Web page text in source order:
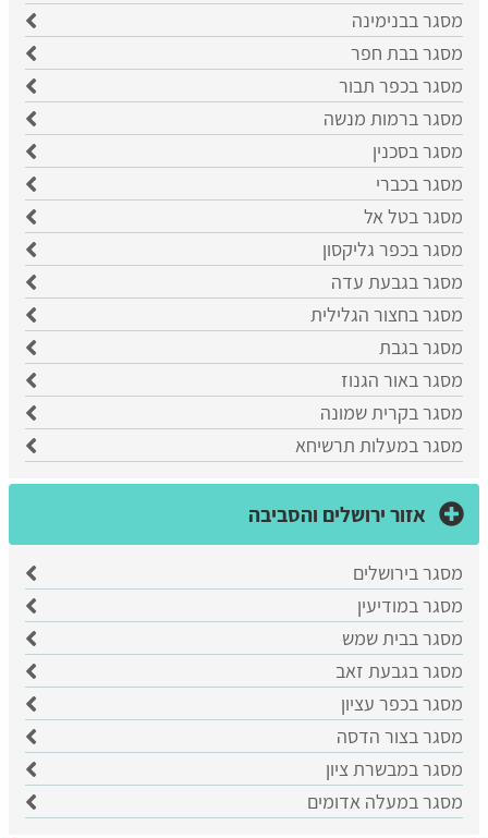
מסגר בבנימינה
מסגר בבת חפר
מסגר בכפר תבור
מסגר ברמות מנשה
מסגר בסכנין
מסגר בכברי
מסגר בטל אל
מסגר בכפר גליקסון
מסגר בגבעת עדה
מסגר בחצור הגלילית
מסגר בגבת
מסגר באור הגנוז
מסגר בקרית שמונה
מסגר במעלות תרשיחא
אזור ירושלים והסביבה
מסגר בירושלים
מסגר במודיעין
מסגר בבית שמש
מסגר בגבעת זאב
מסגר בכפר עציון
מסגר בצור הדסה
מסגר במבשרת ציון
מסגר במעלה אדומים